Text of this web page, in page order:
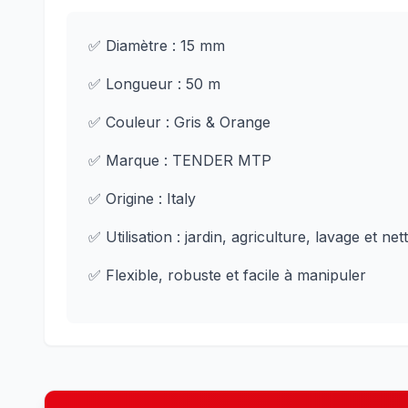
✅ Diamètre : 15 mm
✅ Longueur : 50 m
✅ Couleur : Gris & Orange
✅ Marque : TENDER MTP
✅ Origine : Italy
✅ Utilisation : jardin, agriculture, lavage et
✅ Flexible, robuste et facile à manipuler